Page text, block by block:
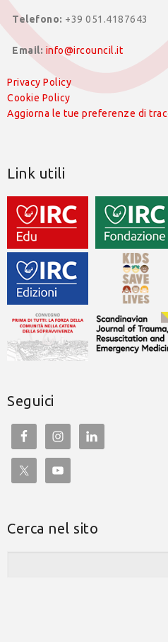
Telefono: +39 051.4187643
Email: info@ircouncil.it
Privacy Policy
Cookie Policy
Aggiorna le tue preferenze di
Link utili
Seguici
Cerca nel sito